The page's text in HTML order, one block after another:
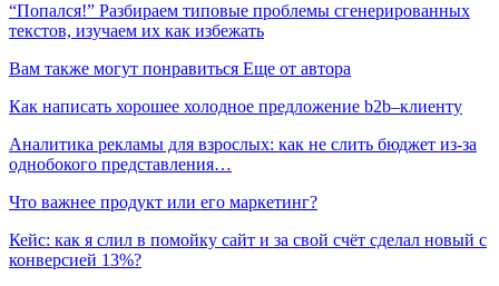
“Попался!” Разбираем типовые проблемы сгенерированных
текстов, изучаем их как избежать
Вам также могут понравиться Еще от автора
Как написать хорошее холодное предложение b2b–клиенту
Аналитика рекламы для взрослых: как не слить бюджет из-за
однобокого представления…
Что важнее продукт или его маркетинг?
Кейс: как я слил в помойку сайт и за свой счёт сделал новый с
конверсией 13%?